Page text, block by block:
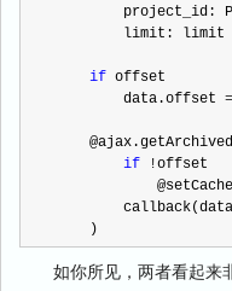
if offset
        data.offset
if !offset
    )
如你所见，两者看起来